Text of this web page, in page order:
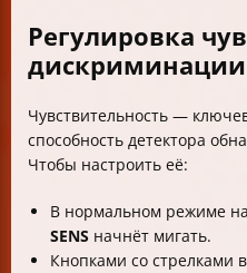
Регулировка
дискриминации
Чувствительность —
способность детектора
Чтобы настроить её:
В нормальном режиме
SENS начнёт мигать.
Кнопками со стрелками